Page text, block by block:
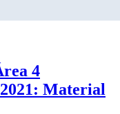
4
Material